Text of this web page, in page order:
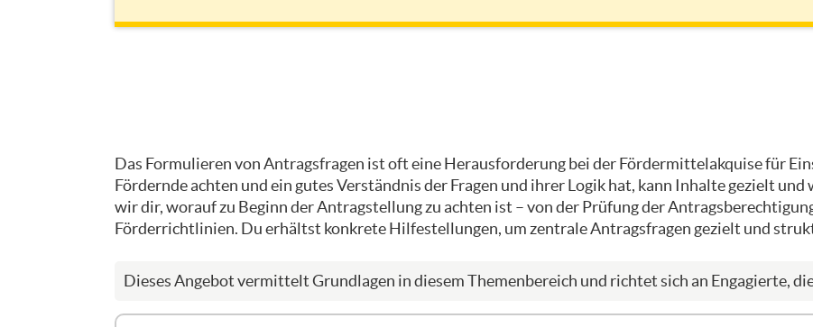
outline
Das Formulieren von Antragsfragen ist oft eine Herausforderung bei der Fördermittelakquise für
Fördernde achten und ein gutes Verständnis der Fragen und ihrer Logik hat, kann Inhalte gezielt
wir dir, worauf zu Beginn der Antragstellung zu achten ist – von der Prüfung der
Förderrichtlinien. Du erhältst konkrete Hilfestellungen, um zentrale Antragsfragen gezielt und
Dieses Angebot vermittelt Grundlagen in diesem Themenbereich und richtet sich an Engagierte,